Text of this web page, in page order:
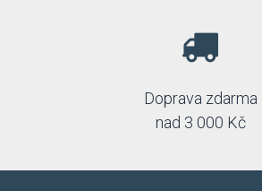
Doprava zdarma
nad 3 000 Kč